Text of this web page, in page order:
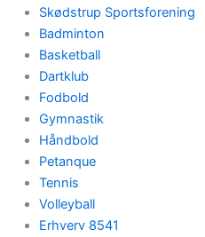
Skødstrup Sportsforening
Badminton
Basketball
Dartklub
Fodbold
Gymnastik
Håndbold
Petanque
Tennis
Volleyball
Erhverv 8541